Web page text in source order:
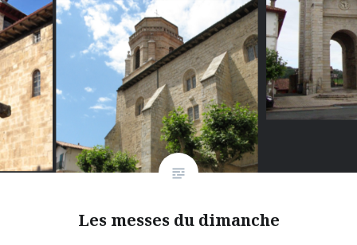
Les messes du dimanche